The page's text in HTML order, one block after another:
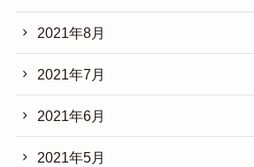
2021年8月
2021年7月
2021年6月
2021年5月